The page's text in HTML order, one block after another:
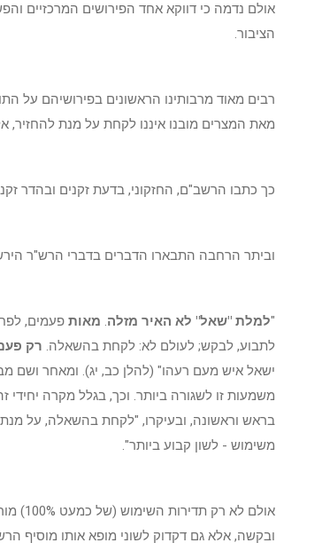
אולם נדמה כי דווקא אחד הפירושים המרכזיים
הציבור.
רבים מאוד מרבותינו הראשונים בפירושיהם על
מאת המצרים מובנו איננו לקחת על מנת להחזיר,
כך כתבו הרשב"ם, החזקוני, בדעת זקנים ובהדר
וביתר הרחבה התבארו הדברים בדברי הרש"ר הירש,
"למלת "שאל" לא האיר מזלה. מאות פעמים,
לתבוע, לבקש; לעולם לא: לקחת בהשאלה. רק
ישאל איש מעם רעהו" (להלן כב, יג). ומאחר ושם
משמעות זו לשגורה ביותר. וכך, בגלל מקרה יחידי
בראש וראשונה, ובעיקרו, "לקחת בהשאלה, על
משימוש - לשון קבוע ביותר".
אולם
ובקשה, אלא גם דקדוק לשוני מופא אותו מוסיף